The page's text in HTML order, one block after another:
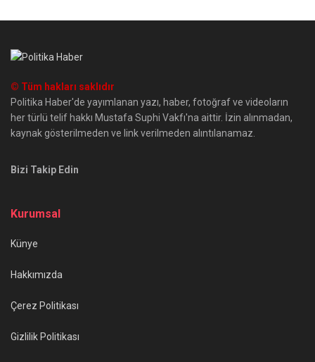
© Tüm hakları saklıdır
Politika Haber'de yayımlanan yazı, haber, fotoğraf ve videoların
her türlü telif hakkı Mustafa Suphi Vakfı'na aittir. İzin alınmadan,
kaynak gösterilmeden ve link verilmeden alıntılanamaz.
Bizi Takip Edin
Kurumsal
Künye
Hakkımızda
Çerez Politikası
Gizlilik Politikası